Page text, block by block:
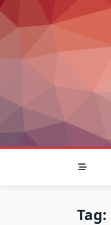
Skip
to
content
Tag: